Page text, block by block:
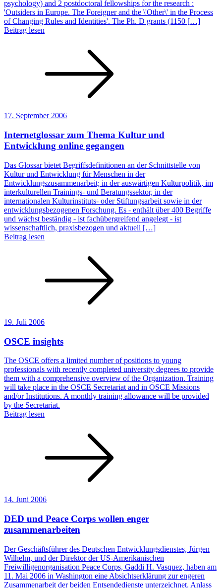
psychology) and 2 postdoctoral fellowships for the research :
'Outsiders in Europe. The Foreigner and the \'Other\' in the Process
of Changing Rules and Identities'. The Ph. D grants (1150 […]
Beitrag lesen
17. September 2006
Internetglossar zum Thema Kultur und
Entwicklung online gegangen
Das Glossar bietet Begriffsdefinitionen an der Schnittstelle von
Kultur und Entwicklung für Menschen in der
Entwicklungszusammenarbeit; in der auswärtigen Kulturpolitik, im
interkulturellen Trainings- und Beratungssektor, in der
internationalen Kulturinstituts- oder Stiftungsarbeit sowie in der
entwicklungsbezogenen Forschung. Es - enthält über 400 Begriffe
und wächst beständig - ist fachübergreifend angelegt - ist
wissenschaftlich, praxisbezogen und aktuell […]
Beitrag lesen
19. Juli 2006
OSCE insights
The OSCE offers a limited number of positions to young
professionals with recently completed university degrees to provide
them with a comprehensive overview of the Organization. Training
will take place in the OSCE Secretariat and in OSCE Missions
and/or Institutions. A monthly training allowance will be provided
by the Secretariat.
Beitrag lesen
14. Juni 2006
DED und Peace Corps wollen enger
zusammenarbeiten
Der Geschäftsführer des Deutschen Entwicklungsdienstes, Jürgen
Wilhelm, und der Direktor der US-Amerikanischen
Freiwilligenorganisation Peace Corps, Gaddi H. Vasquez, haben am
11. Mai 2006 in Washington eine Absichtserklärung zur engeren
Zusammenarbeit der beiden Entsendedienste unterzeichnet. Anlass